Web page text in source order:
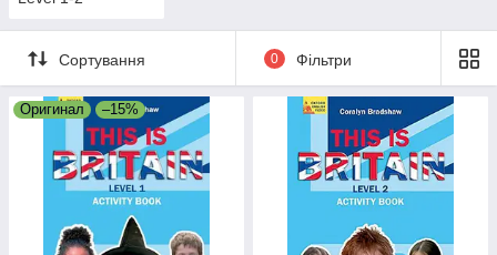
Сортування 0 Фільтри
Оригинал –15%